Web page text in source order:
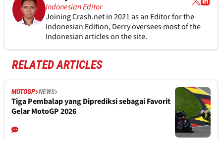
Indonesian Editor
Joining Crash.net in 2021 as an Editor for the
Indonesian Edition, Derry oversees most of the
Indonesian articles on the site.
RELATED ARTICLES
MOTOGP NEWS
Tiga Pembalap yang Diprediksi sebagai Favorit
Gelar MotoGP 2026